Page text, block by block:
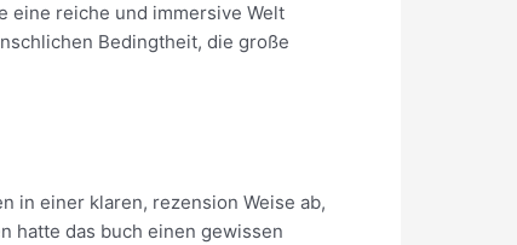
eine reiche und immersive Welt
Bedingtheit, die große
in einer klaren, rezension Weise ab,
hatte das buch einen gewissen